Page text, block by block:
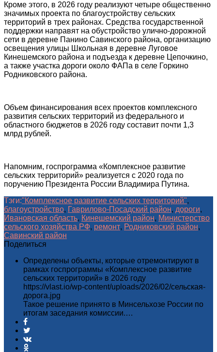
Кроме этого, в 2026 году реализуют четыре общественно
значимых проекта по благоустройству сельских
территорий в трех районах. Средства государственной
поддержки направят на обустройство улично-дорожной
сети в деревне Панино Савинского района, организацию
освещения улицы Школьная в деревне Луговое
Кинешемского района и подъезда к деревне Цепочкино,
а также участка дороги около ФАПа в селе Горкино
Родниковского района.
Объем финансирования всех проектов комплексного
развития сельских территорий из федерального и
областного бюджетов в 2026 году составит почти 1,3
млрд рублей.
Напомним, госпрограмма «Комплексное развитие
сельских территорий» реализуется с 2020 года по
поручению Президента России Владимира Путина.
Тэги:"Комплексное развитие сельских территорий",
благоустройство, Гаврилово-Посадский район, дороги,
Ивановская область, Кинешемский район, Министерство
сельского хозяйства РФ, ремонт, Родниковский район,
Савинский район
Поделиться
Определены объекты, которые отремонтируют в
рамках госпрограммы «Комплексное развитие
сельских территорий» в 2026 году
https://vlast.io/wp-content/uploads/2026/02/сельская-
дорога.jpg
Такое решение принято в Минсельхозе России по
итогам заседания комиссии.…